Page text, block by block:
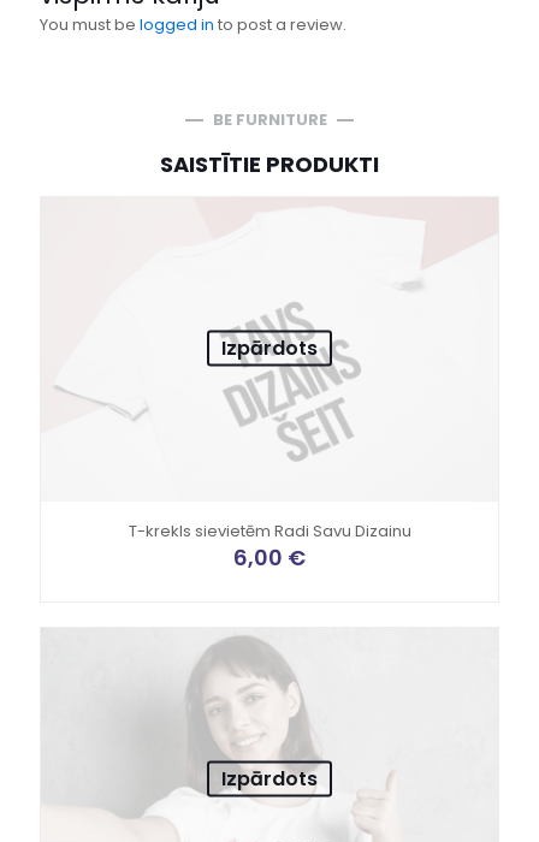
You must be logged in to post a review.
BE FURNITURE
SAISTĪTIE PRODUKTI
Izpārdots
T-krekls sievietēm Radi Savu Dizainu
6,00 €
Izpārdots